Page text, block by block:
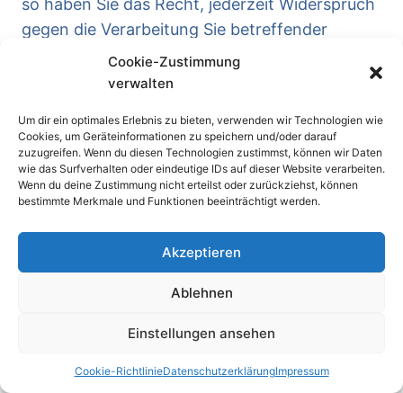
Cookie-Zustimmung
verwalten
Um dir ein optimales Erlebnis zu bieten, verwenden wir Technologien wie
Cookies, um Geräteinformationen zu speichern und/oder darauf
zuzugreifen. Wenn du diesen Technologien zustimmst, können wir Daten
wie das Surfverhalten oder eindeutige IDs auf dieser Website verarbeiten.
Wenn du deine Zustimmung nicht erteilst oder zurückziehst, können
bestimmte Merkmale und Funktionen beeinträchtigt werden.
Akzeptieren
Ablehnen
Einstellungen ansehen
Cookie-RichtlinieDatenschutzerklärungImpressum
so haben Sie das Recht, jederzeit Widerspruch
gegen die Verarbeitung Sie betreffender
personenbezogener Daten zum Zwecke
derartiger Werbung einzulegen; dies gilt auch
Direktwerbung in Verbindung steht.
Sie haben das Recht, aus Gründen, die sich aus
Ihrer besonderen Situation ergeben, gegen die
Sie betreffende Verarbeitung Sie betreffender
personenbezogener Daten, die zu
wissenschaftlichen oder historischen
Zwecken gemäß Art. 89 Abs. 1 DSGVO erfolgt,